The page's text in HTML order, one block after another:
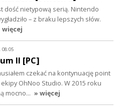
dość nietypową serią. Nintendo
– z braku lepszych słów.
więcej
08:05
II [PC]
czekać na kontynuację point
OhNoo Studio. W 2015 roku
mocno… » więcej